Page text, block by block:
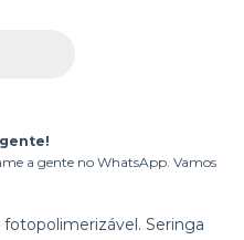
a gente no WhatsApp. Vamos
Seringa